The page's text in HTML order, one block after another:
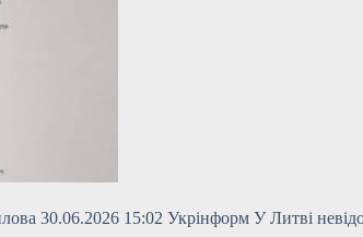
30.06.2026 15:02 Укрінформ У Литві